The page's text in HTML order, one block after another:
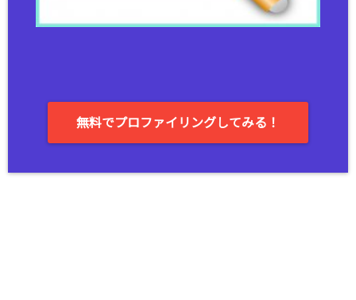
無料でプロファイリングしてみる！